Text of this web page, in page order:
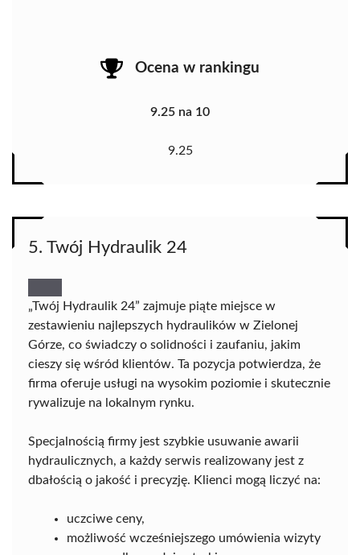
Ocena w rankingu
9.25 na 10
9.25
5. Twój Hydraulik 24
„Twój Hydraulik 24” zajmuje piąte miejsce w
zestawieniu najlepszych hydraulików w Zielonej
Górze, co świadczy o solidności i zaufaniu, jakim
cieszy się wśród klientów. Ta pozycja potwierdza, że
firma oferuje usługi na wysokim poziomie i skutecznie
rywalizuje na lokalnym rynku.
Specjalnością firmy jest szybkie usuwanie awarii
hydraulicznych, a każdy serwis realizowany jest z
dbałością o jakość i precyzję. Klienci mogą liczyć na:
uczciwe ceny,
możliwość wcześniejszego umówienia wizyty